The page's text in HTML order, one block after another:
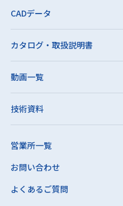
CADデータ
カタログ・取扱説明書
動画一覧
技術資料
営業所一覧
お問い合わせ
よくあるご質問